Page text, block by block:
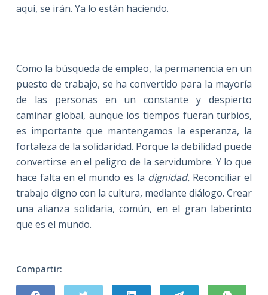
aquí, se irán. Ya lo están haciendo.
Como la búsqueda de empleo, la permanencia en un
puesto de trabajo, se ha convertido para la mayoría
de las personas en un constante y despierto
caminar global, aunque los tiempos fueran turbios,
es importante que mantengamos la esperanza, la
fortaleza de la solidaridad. Porque la debilidad puede
convertirse en el peligro de la servidumbre. Y lo que
hace falta en el mundo es la dignidad.Reconciliar el
trabajo digno con la cultura, mediante diálogo. Crear
una alianza solidaria, común, en el gran laberinto
que es el mundo.
Compartir: